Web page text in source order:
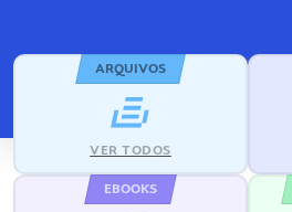
ARQUIVOS
VER TODOS
EBOOKS